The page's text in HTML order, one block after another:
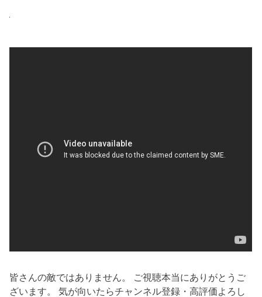
皆さんの敵ではありません。 ご視聴本当にありがとうご
ざいます。 気が向いたらチャンネル登録・高評価よろし